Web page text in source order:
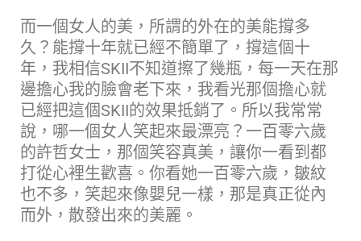
而一個女人的美，所謂的外在的美能撐多
久？能撐十年就已經不簡單了，撐這個十
年，我相信SKII不知道擦了幾瓶，每一天在那
邊擔心我的臉會老下來，我看光那個擔心就
已經把這個SKII的效果抵銷了。所以我常常
說，哪一個女人笑起來最漂亮？一百零六歲
的許哲女士，那個笑容真美，讓你一看到都
打從心裡生歡喜。你看她一百零六歲，皺紋
也不多，笑起來像嬰兒一樣，那是真正從內
而外，散發出來的美麗。